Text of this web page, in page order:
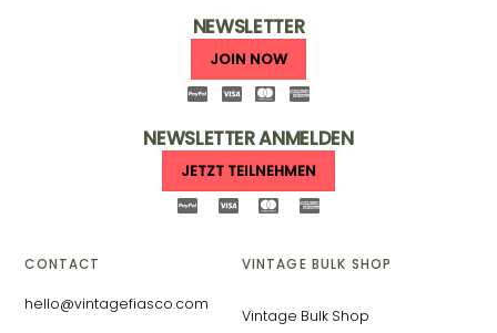
NEWSLETTER
JOIN NOW
NEWSLETTER ANMELDEN
JETZT TEILNEHMEN
CONTACT
hello@vintagefiasco.com
VINTAGE BULK SHOP
Vintage Bulk Shop